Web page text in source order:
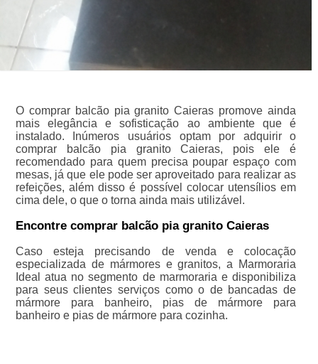
O comprar balcão pia granito Caieras promove ainda
mais elegância e sofisticação ao ambiente que é
instalado. Inúmeros usuários optam por adquirir o
comprar balcão pia granito Caieras, pois ele é
recomendado para quem precisa poupar espaço com
mesas, já que ele pode ser aproveitado para realizar as
refeições, além disso é possível colocar utensílios em
cima dele, o que o torna ainda mais utilizável.
Encontre comprar balcão pia granito Caieras
Caso esteja precisando de venda e colocação
especializada de mármores e granitos, a Marmoraria
Ideal atua no segmento de marmoraria e disponibiliza
para seus clientes serviços como o de bancadas de
mármore para banheiro, pias de mármore para
banheiro e pias de mármore para cozinha.